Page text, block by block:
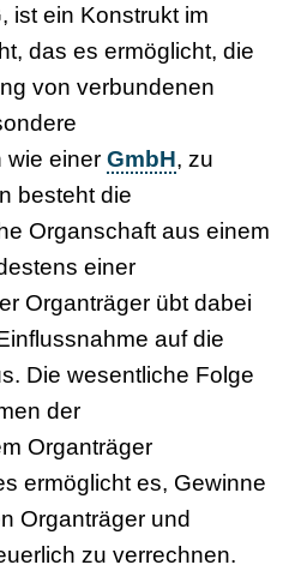
ist ein Konstrukt im
das es ermöglicht, die
von verbundenen
wie einer GmbH, zu
besteht die
Organschaft aus einem
einer
Organträger übt dabei
auf die
Die wesentliche Folge
der
Organträger
ermöglicht es, Gewinne
Organträger und
zu verrechnen.